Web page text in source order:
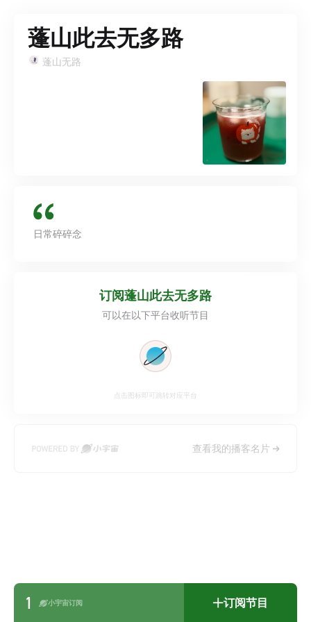
蓬山此去无多路
蓬山无路
日常碎碎念
订阅蓬山此去无多路
可以在以下平台收听节目
点击图标即可跳转对应平台
查看我的播客名片
1 小宇宙订阅 订阅节目